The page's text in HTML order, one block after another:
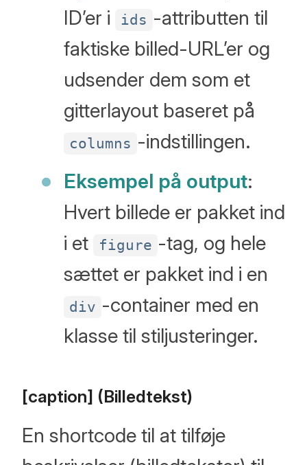
ID’er i
ids -attributten til
faktiske billed-URL’er og
udsender dem som et
gitterlayout baseret på
columns -indstillingen.
Eksempel på output:
Hvert billede er pakket ind
i et
figure -tag, og hele
sættet er pakket ind i en
div -container med en
klasse til stiljusteringer.
[caption] (Billedtekst)
En shortcode til at tilføje